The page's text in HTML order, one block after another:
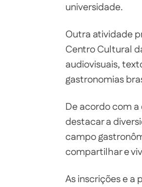
universidade.
Outra atividade
Centro Cultural
audiovisuais,
gastronomias
De acordo com a
destacar a
campo
compartilhar e
As inscrições e a